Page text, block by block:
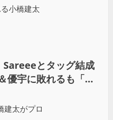
小橋建太
とタッグ結成
優宇に敗れるも「最
て本当に感謝して
建太がプロ